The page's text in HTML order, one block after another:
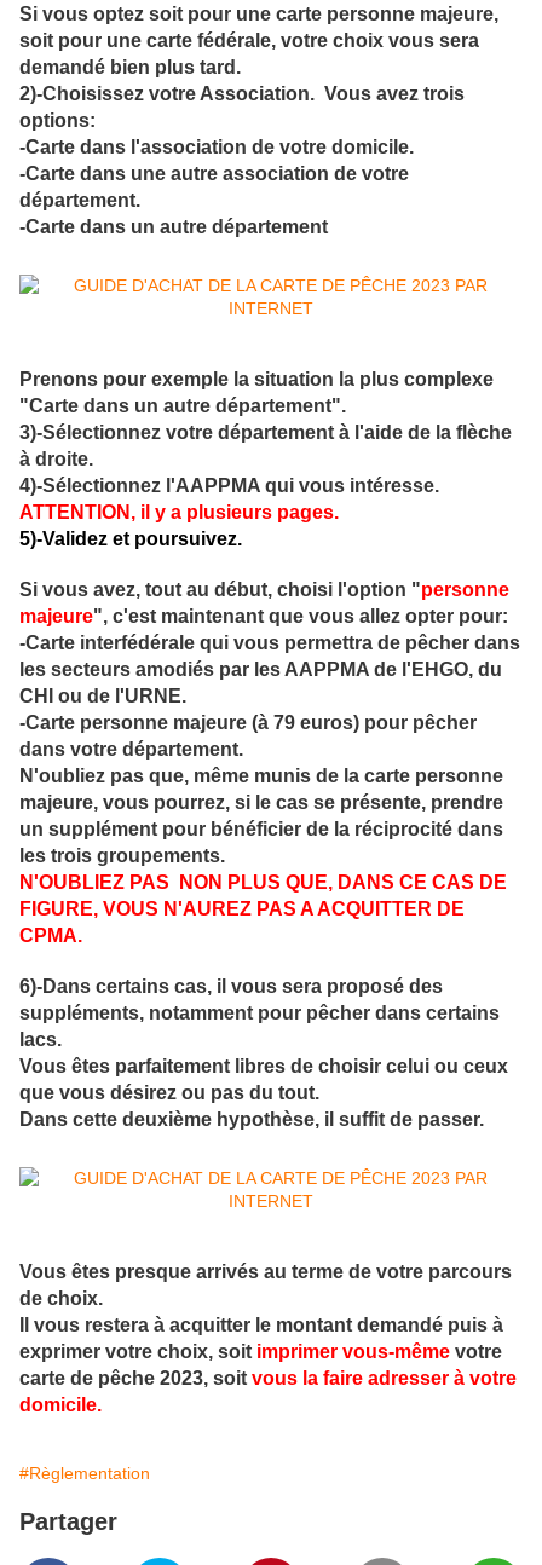
Si vous optez soit pour une carte personne majeure,
soit pour une carte fédérale, votre choix vous sera
demandé bien plus tard.
2)-Choisissez votre Association. Vous avez trois
options:
-Carte dans l'association de votre domicile.
-Carte dans une autre association de votre
département.
-Carte dans un autre département
Prenons pour exemple la situation la plus complexe
"Carte dans un autre département".
3)-Sélectionnez votre département à l'aide de la flèche
à droite.
4)-Sélectionnez l'AAPPMA qui vous intéresse.
ATTENTION, il y a plusieurs pages.
5)-Validez et poursuivez.
Si vous avez, tout au début, choisi l'option "personne
majeure", c'est maintenant que vous allez opter pour:
-Carte interfédérale qui vous permettra de pêcher dans
les secteurs amodiés par les AAPPMA de l'EHGO, du
CHI ou de l'URNE.
-Carte personne majeure (à 79 euros) pour pêcher
dans votre département.
N'oubliez pas que, même munis de la carte personne
majeure, vous pourrez, si le cas se présente, prendre
un supplément pour bénéficier de la réciprocité dans
les trois groupements.
N'OUBLIEZ PAS NON PLUS QUE, DANS CE CAS DE
FIGURE, VOUS N'AUREZ PAS A ACQUITTER DE
CPMA.
6)-Dans certains cas, il vous sera proposé des
suppléments, notamment pour pêcher dans certains
lacs.
Vous êtes parfaitement libres de choisir celui ou ceux
que vous désirez ou pas du tout.
Dans cette deuxième hypothèse, il suffit de passer.
Vous êtes presque arrivés au terme de votre parcours
de choix.
Il vous restera à acquitter le montant demandé puis à
exprimer votre choix, soit imprimer vous-même votre
carte de pêche 2023, soit vous la faire adresser à votre
domicile.
#Règlementation
Partager